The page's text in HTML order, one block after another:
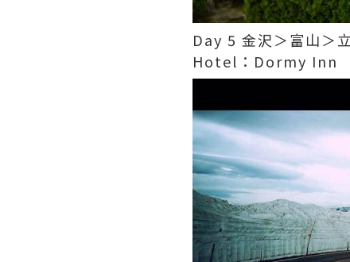
Day 5 金沢＞富山＞
Hotel：Dormy Inn